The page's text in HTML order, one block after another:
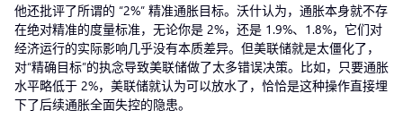
他还批评了所谓的 “2%” 精准通胀目标。沃什认为，通胀本身就不存
在绝对精准的度量标准，无论你是 2%，还是 1.9%、1.8%，它们对
经济运行的实际影响几乎没有本质差异。但美联储就是太僵化了，
对“精确目标”的执念导致美联储做了太多错误决策。比如，只要通胀
水平略低于 2%，美联储就认为可以放水了，恰恰是这种操作直接埋
下了后续通胀全面失控的隐患。